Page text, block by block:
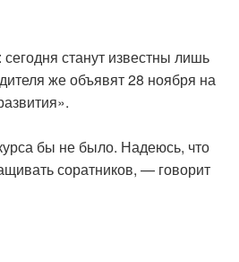
станут известны лишь
же объявят 28 ноября на
бы не было. Надеюсь, что
соратников, — говорит